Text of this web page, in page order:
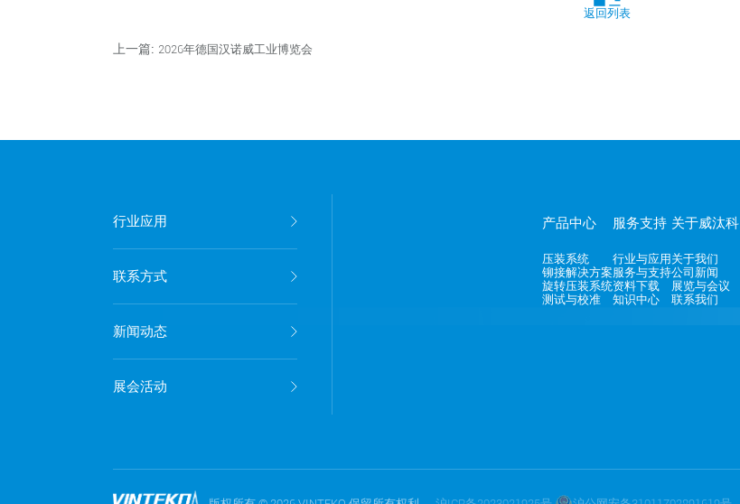
返回列表
上一篇: 2026年德国汉诺威工业博览会
行业应用
联系方式
新闻动态
展会活动
产品中心
压装系统
铆接解决方案
旋转压装系统
测试与校准
服务支持
行业与应用
服务与支持
资料下载
知识中心
关于威汰科
关于我们
公司新闻
展览与会议
联系我们